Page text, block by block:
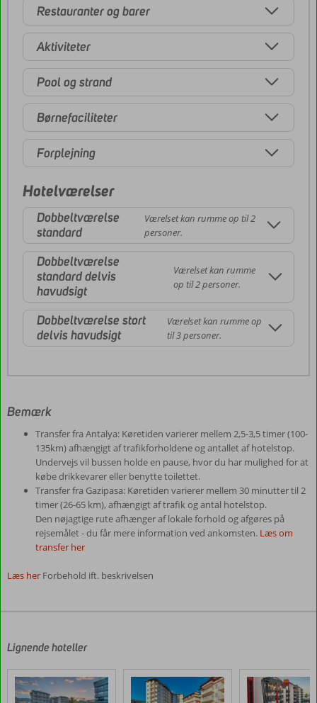
Restauranter og barer
Aktiviteter
Pool og strand
Børnefaciliteter
Forplejning
Hotelværelser
Dobbeltværelse
standard
Værelset kan rumme op til 2
personer.
Dobbeltværelse
standard delvis
havudsigt
Værelset kan rumme
op til 2 personer.
Dobbeltværelse stort
delvis havudsigt
Værelset kan rumme op
til 3 personer.
Bemærk
Transfer fra Antalya: Køretiden varierer mellem 2,5-3,5 timer (100-
135km) afhængigt af trafikforholdene og antallet af hotelstop.
Undervejs vil bussen holde en pause, hvor du har mulighed for at
købe drikkevarer eller benytte toilettet.
Transfer fra Gazipasa: Køretiden varierer mellem 30 minutter til 2
timer (26-65 km), afhængigt af trafik og antal hotelstop.
Den nøjagtige rute afhænger af lokale forhold og afgøres på
rejsemålet - du får mere information ved ankomsten. Læs om
transfer her
Læs her Forbehold ift. beskrivelsen
af
kunder
efter
Lignende hoteller